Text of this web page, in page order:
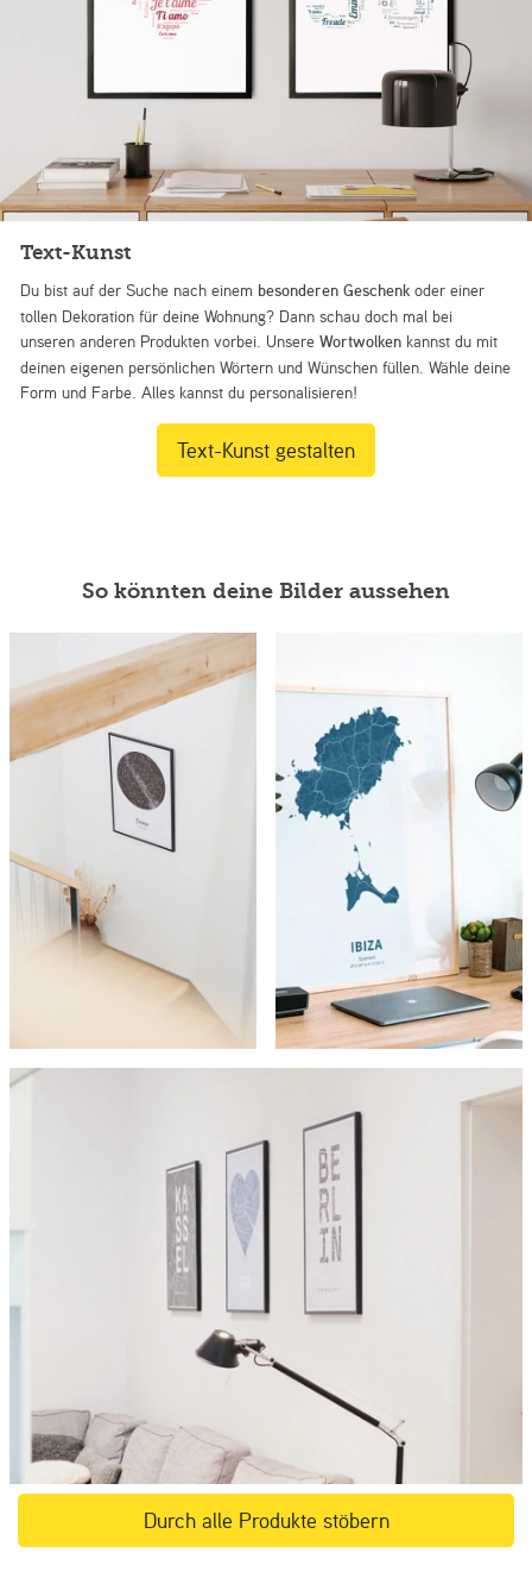
Text-Kunst
Du bist auf der Suche nach einem besonderen Geschenk oder einer
tollen Dekoration für deine Wohnung? Dann schau doch mal bei
unseren anderen Produkten vorbei. UnsereWortwolken kannst du mit
deinen eigenen persönlichen Wörtern und Wünschen füllen. Wähle deine
Form und Farbe. Alles kannst du personalisieren!
Text-Kunst gestalten
So könnten deine Bilder aussehen
Durch alle Produkte stöbern